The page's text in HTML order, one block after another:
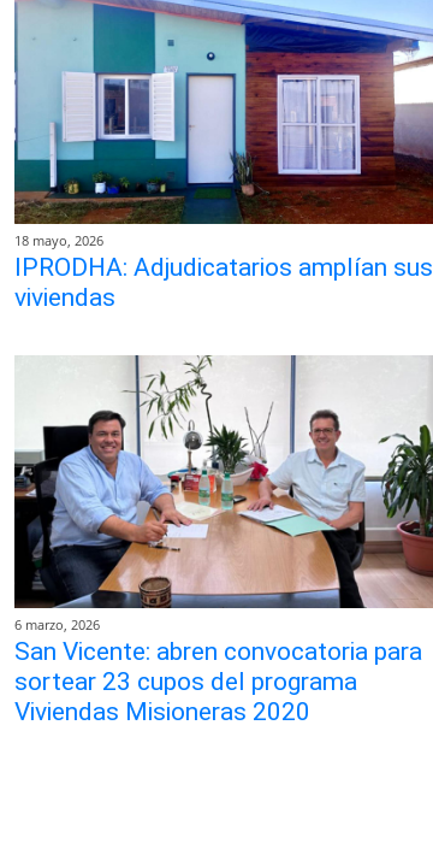
18 mayo, 2026
IPRODHA: Adjudicatarios amplían sus
viviendas
6 marzo, 2026
San Vicente: abren convocatoria para
sortear 23 cupos del programa
Viviendas Misioneras 2020